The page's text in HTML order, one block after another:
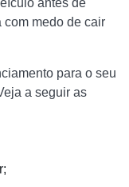
antes de
com medo de cair
para o seu
a seguir as